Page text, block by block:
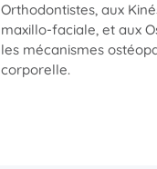
Orthodontistes, aux
maxillo-faciale, et aux
les mécanismes
corporelle.